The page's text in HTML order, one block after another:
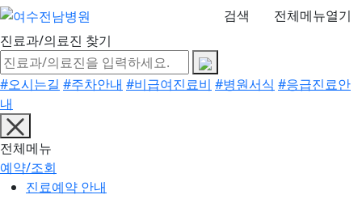
검색
전체메뉴열기
진료과/의료진 찾기
#오시는길 #주차안내 #비급여진료비 #병원서식 #응급진료안
내
전체메뉴
예약/조회
진료예약 안내